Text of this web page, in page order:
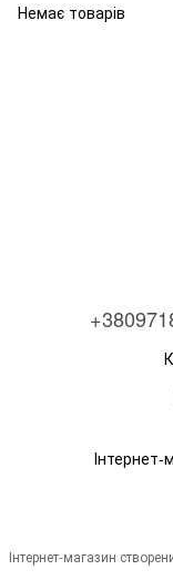
Немає товарів
Інтернет-
Інтернет-магазин